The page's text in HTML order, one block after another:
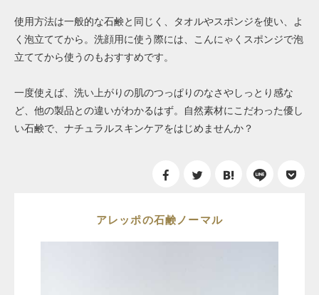
使用方法は一般的な石鹸と同じく、タオルやスポンジを使い、よ
く泡立ててから。洗顔用に使う際には、こんにゃくスポンジで泡
立ててから使うのもおすすめです。
一度使えば、洗い上がりの肌のつっぱりのなさやしっとり感な
ど、他の製品との違いがわかるはず。自然素材にこだわった優し
い石鹸で、ナチュラルスキンケアをはじめませんか？
アレッポの石鹸ノーマル